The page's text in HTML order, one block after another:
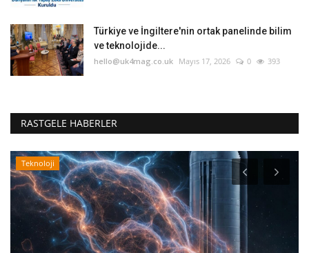
Türkiye ve İngiltere'nin ortak panelinde bilim
ve teknolojide...
hello@uk4mag.co.uk Mayıs 17, 2026 0 393
RASTGELE HABERLER
Teknoloji